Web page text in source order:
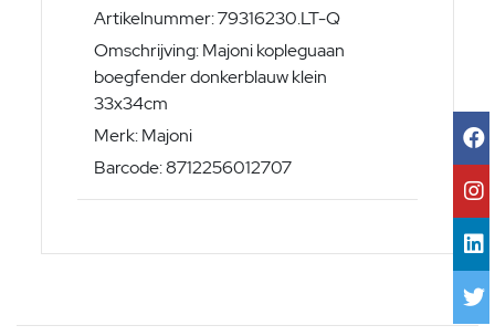
Artikelnummer: 79316230.LT-Q
Omschrijving: Majoni kopleguaan
boegfender donkerblauw klein
33x34cm
Merk: Majoni
Barcode: 8712256012707